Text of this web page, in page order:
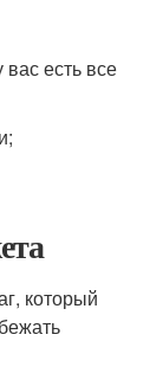
вас есть все
который